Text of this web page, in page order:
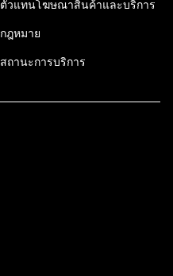
ตัวแทนโฆษณาสินค้าและบริการ
กฎหมาย
สถานะการบริการ